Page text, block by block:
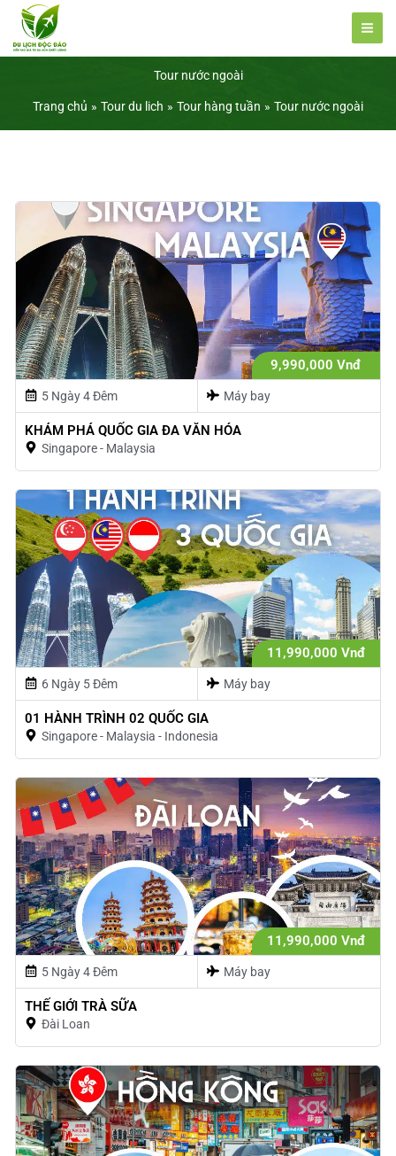
Nhảy
nội
Tour nước ngoài
Trang chủ Tour du lich Tour hàng tuần Tour nước ngoài
9,990,000 Vnđ
5 Ngày 4 Đêm Máy bay
KHÁM PHÁ QUỐC GIA ĐA VĂN HÓA
Singapore - Malaysia
11,990,000 Vnđ
6 Ngày 5 Đêm Máy bay
01 HÀNH TRÌNH 02 QUỐC GIA
Singapore - Malaysia - Indonesia
11,990,000 Vnđ
5 Ngày 4 Đêm Máy bay
THẾ GIỚI TRÀ SỮA
Đài Loan